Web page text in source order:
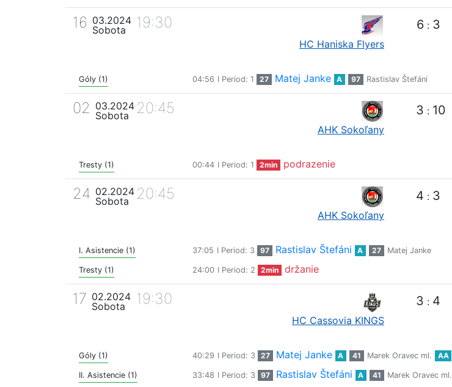
16 03.2024
Sobota
19:30
HC Haniska Flyers
6 : 3
Góly (1) 04:56 I Period: 1 27 Matej Janke A 97 Rastislav Štefáni
02 03.2024
Sobota
20:45
AHK Sokoľany
3 : 10
Tresty (1) 00:44 I Period: 1 2min podrazenie
24 02.2024
Sobota
20:45
AHK Sokoľany
4 : 3
I. Asistencie (1) 37:05 I Period: 3 97 Rastislav Štefáni A 27 Matej Janke
Tresty (1) 24:00 I Period: 2 2min držanie
17 02.2024
Sobota
19:30
HC Cassovia KINGS
3 : 4
Góly (1) 40:29 I Period: 3 27 Matej Janke A 41 Marek Oravec ml. AA
II. Asistencie (1) 33:48 I Period: 3 97 Rastislav Štefáni A 41 Marek Oravec ml.